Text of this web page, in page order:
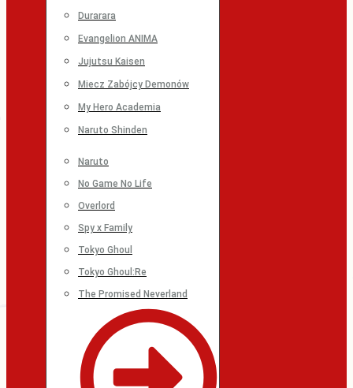
Durarara
Evangelion ANIMA
Jujutsu Kaisen
Miecz Zabójcy Demonów
My Hero Academia
Naruto Shinden
Naruto
No Game No Life
Overlord
Spy x Family
Tokyo Ghoul
Tokyo Ghoul:Re
The Promised Neverland